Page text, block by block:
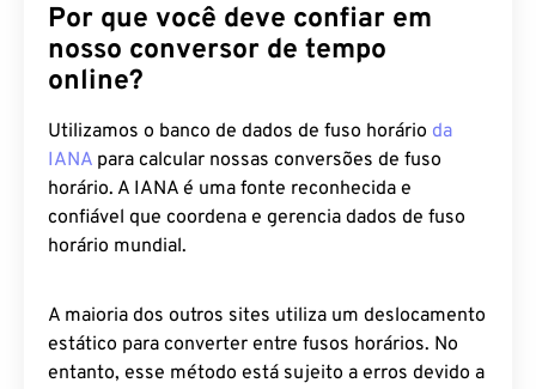
horários diferentes.
Por que você deve confiar em
online?
Utilizamos o banco de dados de fuso horário
IANApara calcular nossas conversões de fuso
horário. A IANA é uma fonte reconhecida e
horário mundial.
A maioria dos outros sites utiliza um deslocamento